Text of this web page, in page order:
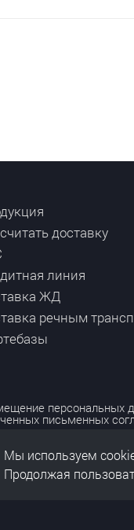
доставку
линия
ЖД
речным
персональных
письменных
и допускается
обработки
на обработку
защищены
Мы используем
Продолжая